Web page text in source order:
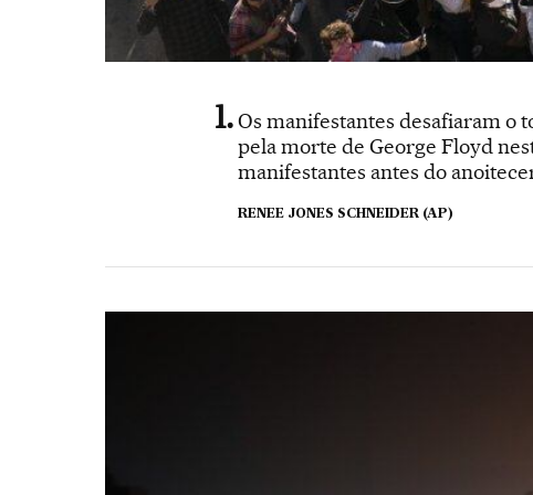
Os manifestantes desafiaram o
pela morte de George Floyd
manifestantes antes do
RENEE JONES SCHNEIDER (AP)